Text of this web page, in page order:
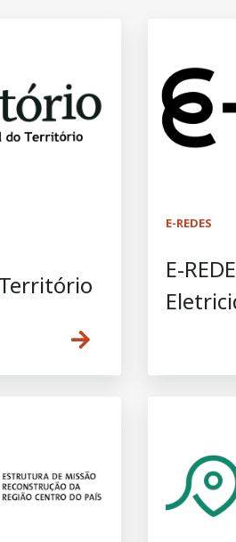
E-REDES
E-